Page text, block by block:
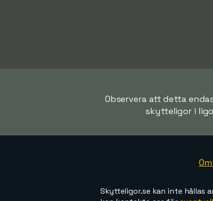
Observera att detta
skytteligor i
Skytteligor.se kan inte hållas